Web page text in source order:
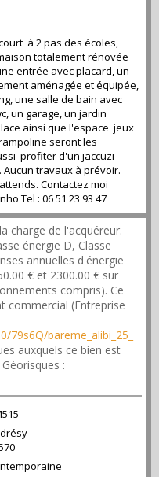
à 2 pas des écoles,
totalement rénovée
entrée avec placard, un
aménagée et équipée,
une salle de bain avec
un garage, un jardin
ainsi que l'espace jeux
seront les
profiter d'un jaccuzi
travaux à prévoir.
Contactez moi
Tel : 06 51 23 93 47
charge de l'acquéreur.
énergie D, Classe
annuelles d'énergie
€ et 2300.00 € sur
compris). Ce
commercial (Entreprise
bareme_alibi_25_
auxquels ce bien est
: